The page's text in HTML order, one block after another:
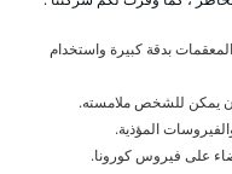
بدقة كبيرة واستخدام
يمكن للشخص ملامسته.
المؤذية.
على فيروس كورونا.